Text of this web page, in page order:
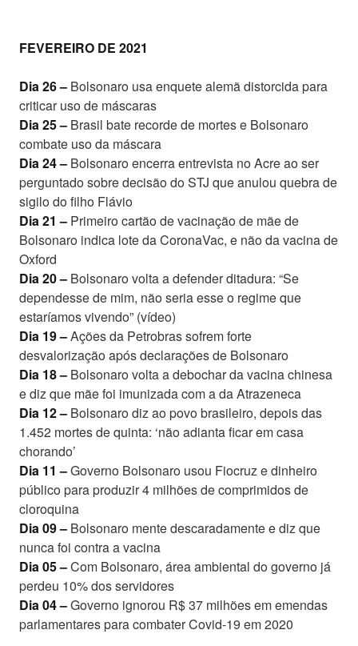
FEVEREIRO DE 2021
Dia 26 – Bolsonaro usa enquete alemã distorcida para
criticar uso de máscaras
Dia 25 – Brasil bate recorde de mortes e Bolsonaro
combate uso da máscara
Dia 24 – Bolsonaro encerra entrevista no Acre ao ser
perguntado sobre decisão do STJ que anulou quebra de
sigilo do filho Flávio
Dia 21 – Primeiro cartão de vacinação de mãe de
Bolsonaro indica lote da CoronaVac, e não da vacina de
Oxford
Dia 20 – Bolsonaro volta a defender ditadura: “Se
dependesse de mim, não seria esse o regime que
estaríamos vivendo” (vídeo)
Dia 19 –Ações da Petrobras sofrem forte
desvalorização após declarações de Bolsonaro
Dia 18 – Bolsonaro volta a debochar da vacina chinesa
e diz que mãe foi imunizada com a da Atrazeneca
Dia 12 – Bolsonaro diz ao povo brasileiro, depois das
1.452 mortes de quinta: ‘não adianta ficar em casa
chorando’
Dia 11 –Governo Bolsonaro usou Fiocruz e dinheiro
público para produzir 4 milhões de comprimidos de
cloroquina
Dia 09 – Bolsonaro mente descaradamente e diz que
nunca foi contra a vacina
Dia 05 –Com Bolsonaro, área ambiental do governo já
perdeu 10% dos servidores
Dia 04 –Governo ignorou R$ 37 milhões em emendas
parlamentares para combater Covid-19 em 2020